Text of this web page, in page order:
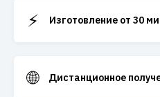
⚡ Изготовление от 30
🌐 Дистанционное